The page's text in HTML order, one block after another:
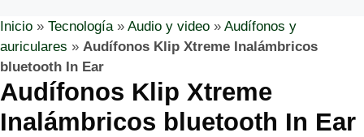
Inicio » Tecnología» Audio y video » Audífonos y
auriculares » Audífonos Klip Xtreme Inalámbricos
bluetooth In Ear
Audífonos Klip Xtreme
Inalámbricos bluetooth In Ear